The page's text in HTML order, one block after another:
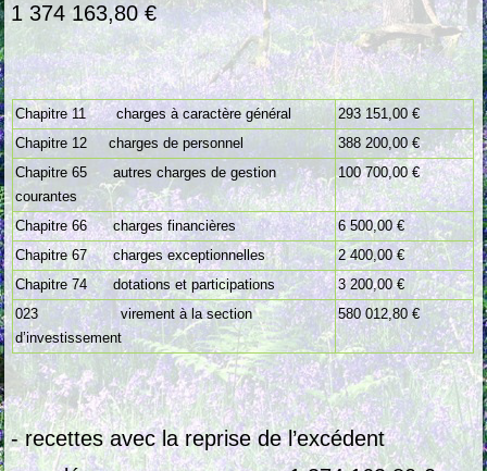
1 374 163,80 €
Chapitre 11 charges à caractère général
293 151,00 €
Chapitre 12 charges de personnel
388 200,00 €
Chapitre 65 autres charges de gestion
courantes
100 700,00 €
Chapitre 66 charges financières
6 500,00 €
Chapitre 67 charges exceptionnelles
2 400,00 €
Chapitre 74 dotations et participations
3 200,00 €
023 virement à la section
d’investissement
580 012,80 €
- recettes avec la reprise de l’excédent